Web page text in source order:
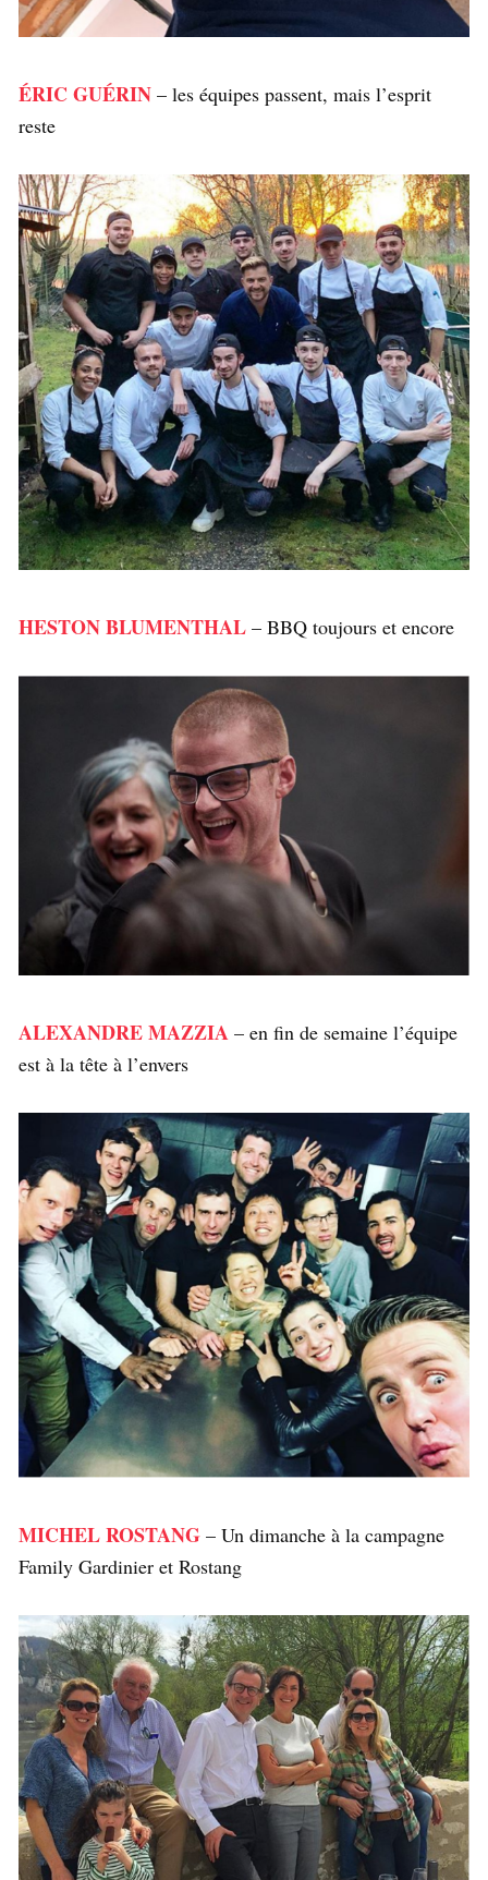
ÉRIC GUÉRIN – les équipes passent, mais l’esprit
reste
HESTON BLUMENTHAL – BBQ toujours et encore
ALEXANDRE MAZZIA – en fin de semaine l’équipe
est à la tête à l’envers
MICHEL ROSTANG – Un dimanche à la campagne
Family Gardinier et Rostang